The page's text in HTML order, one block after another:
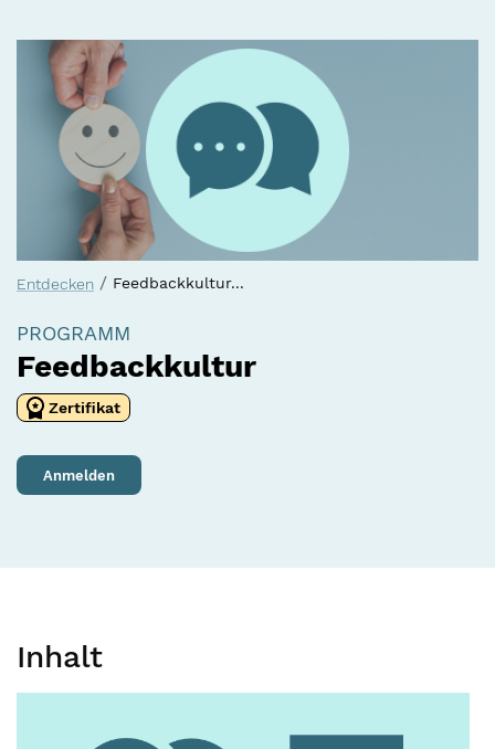
Entdecken / Feedbackkultur...
PROGRAMM
Feedbackkultur
Zertifikat
Anmelden
Inhalt